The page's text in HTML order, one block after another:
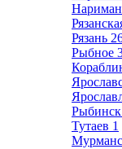
Рязань
Рыбное
Рыбинск
Тутаев 1